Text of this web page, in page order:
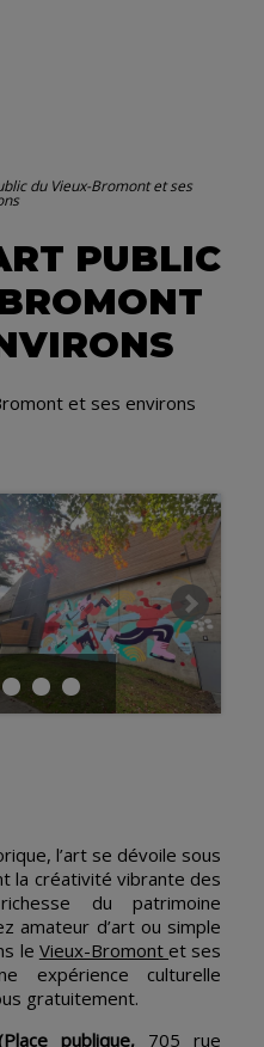
du Vieux-Bromont et ses
PUBLIC
et ses environs
l’art se dévoile sous
la créativité vibrante des
du patrimoine
amateur d’art ou simple
le Vieux-Bromont et ses
expérience culturelle
gratuitement.
publique, 705 rue